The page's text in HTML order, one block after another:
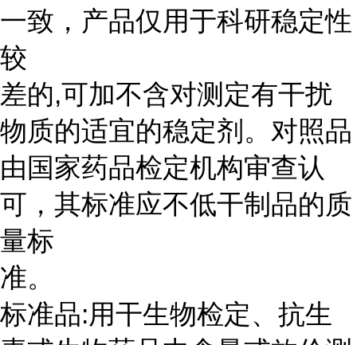
一致，产品仅用于科研稳定性
较
差的,可加不含对测定有干扰
物质的适宜的稳定剂。对照品
由国家药品检定机构审查认
可，其标准应不低干制品的质
量标
准。
标准品:用干生物检定、抗生